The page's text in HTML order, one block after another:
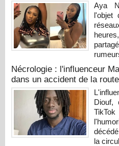
Aya
l'objet
Nécrologie : l'influenceur
dans un accident de la route
Diouf,
la